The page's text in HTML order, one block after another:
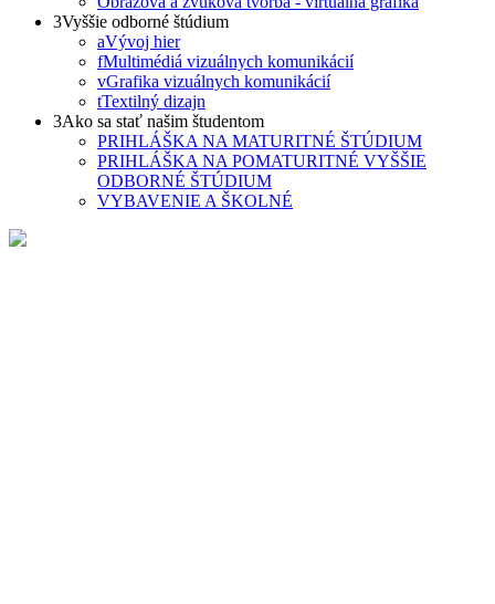
3Vyššie odborné štúdium
aVývoj hier
fMultimédiá vizuálnych komunikácií
vGrafika vizuálnych komunikácií
tTextilný dizajn
3Ako sa stať našim študentom
PRIHLÁŠKA NA MATURITNÉ ŠTÚDIUM
PRIHLÁŠKA NA POMATURITNÉ VYŠŠIE
ODBORNÉ ŠTÚDIUM
VYBAVENIE A ŠKOLNÉ